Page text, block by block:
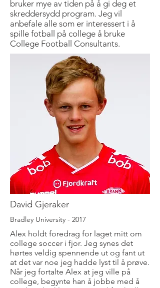
bruker mye av tiden på å gi deg et
skreddersydd program. Jeg vil
anbefale alle som er interessert i å
spille fotball på college å bruke
College Football Consultants.
David Gjeraker
Bradley University - 2017
Alex holdt foredrag for laget mitt om
college soccer i fjor. Jeg synes det
hørtes veldig spennende ut og fant ut
at det var noe jeg hadde lyst til å prøve.
Når jeg fortalte Alex at jeg ville på
college, begynte han å jobbe med å